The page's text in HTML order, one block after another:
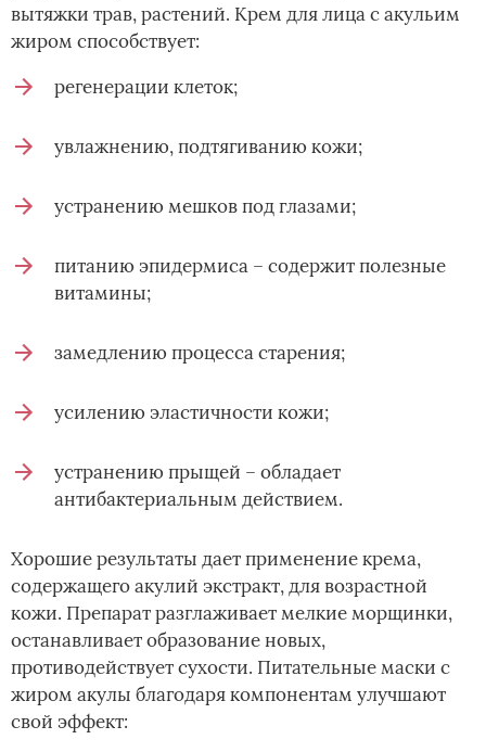
вытяжки трав, растений. Крем для лица с акульим
жиром способствует:
регенерации клеток;
увлажнению, подтягиванию кожи;
устранению мешков под глазами;
питанию эпидермиса – содержит полезные
витамины;
замедлению процесса старения;
усилению эластичности кожи;
устранению прыщей – обладает
антибактериальным действием.
Хорошие результаты дает применение крема,
содержащего акулий экстракт, для возрастной
кожи. Препарат разглаживает мелкие морщинки,
останавливает образование новых,
противодействует сухости. Питательные маски с
жиром акулы благодаря компонентам улучшают
свой эффект: